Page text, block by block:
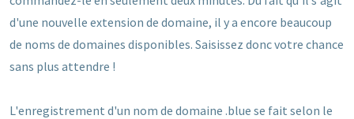
d'une nouvelle extension de domaine, il y a encore beaucoup
de noms de domaines disponibles. Saisissez donc votre chance
sans plus attendre !
L'enregistrement d'un nom de domaine .blue se fait selon le